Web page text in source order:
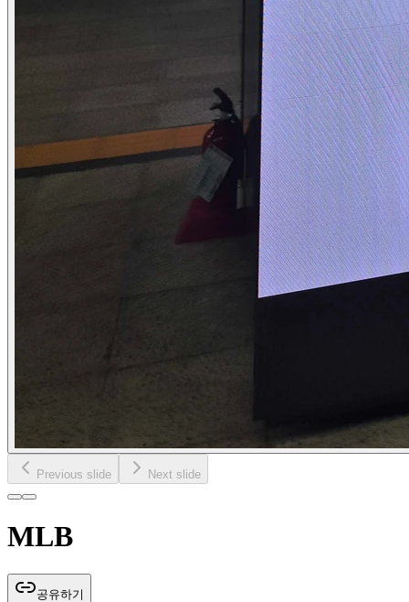
Previous slide Next slide
MLB
공유하기